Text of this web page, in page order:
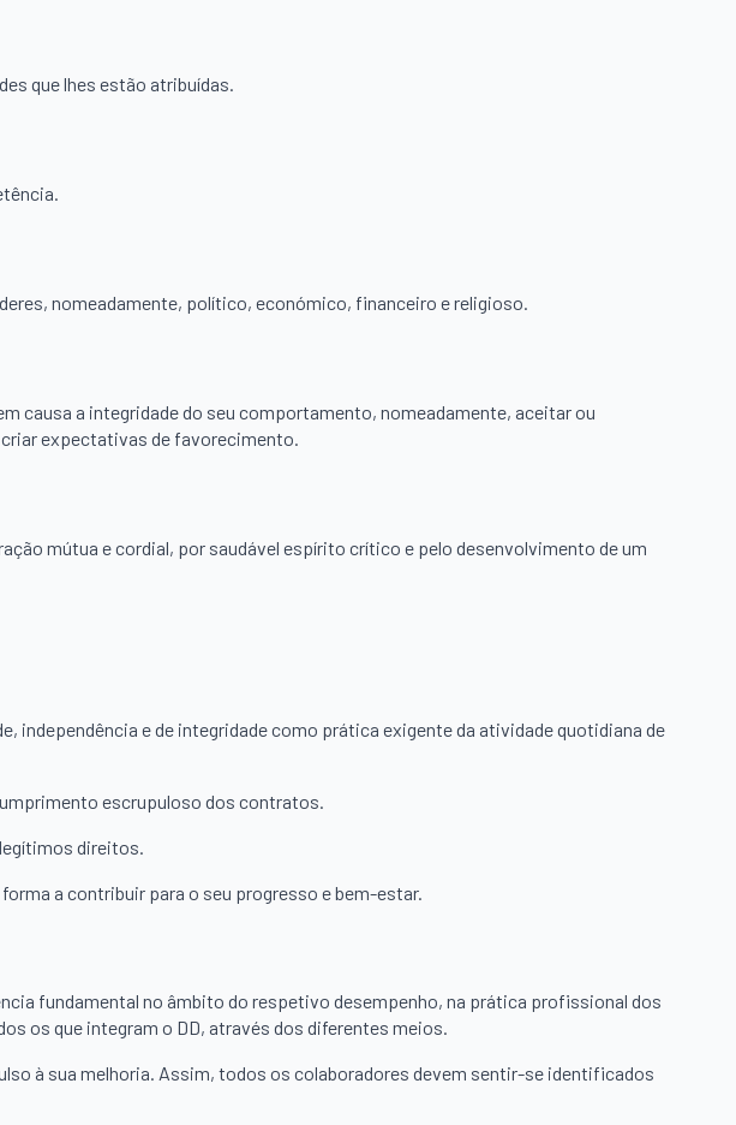
que lhes estão atribuídas.
nomeadamente, político, económico, financeiro e religioso.
causa a integridade do seu comportamento, nomeadamente, aceitar ou
expectativas de favorecimento.
mútua e cordial, por saudável espírito crítico e pelo desenvolvimento de um
independência e de integridade como prática exigente da atividade quotidiana de
escrupuloso dos contratos.
direitos.
a contribuir para o seu progresso e bem-estar.
fundamental no âmbito do respetivo desempenho, na prática profissional dos
os que integram o DD, através dos diferentes meios.
à sua melhoria. Assim, todos os colaboradores devem sentir-se identificados